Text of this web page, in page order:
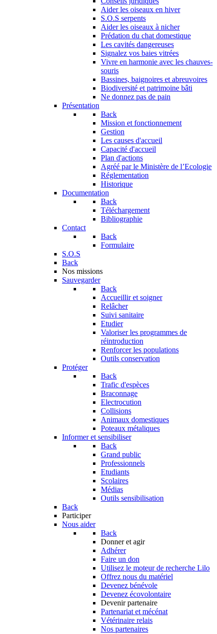
Aider les oiseaux en hiver
S.O.S serpents
Aider les oiseaux à nicher
Prédation du chat domestique
Les cavités dangereuses
Signalez vos baies vitrées
Vivre en harmonie avec les chauves-
souris
Bassines, baignoires et abreuvoires
Biodiversité et patrimoine bâti
Ne donnez pas de pain
Présentation
Back
Mission et fonctionnement
Gestion
Les causes d'accueil
Capacité d'accueil
Plan d'actions
Agréé par le Ministère de l’Ecologie
Réglementation
Historique
Documentation
Back
Téléchargement
Bibliographie
Contact
Back
Formulaire
S.O.S
Back
Nos missions
Sauvegarder
Back
Accueillir et soigner
Relâcher
Suivi sanitaire
Etudier
Valoriser les programmes de
réintroduction
Renforcer les populations
Outils conservation
Protéger
Back
Trafic d'espèces
Braconnage
Electrocution
Collisions
Animaux domestiques
Poteaux métaliques
Informer et sensibiliser
Back
Grand public
Professionnels
Etudiants
Scolaires
Médias
Outils sensibilisation
Back
Participer
Nous aider
Back
Donner et agir
Adhérer
Faire un don
Utilisez le moteur de recherche Lilo
Offrez nous du matériel
Devenez bénévole
Devenez écovolontaire
Devenir partenaire
Partenariat et mécénat
Vétérinaire relais
Nos partenaires